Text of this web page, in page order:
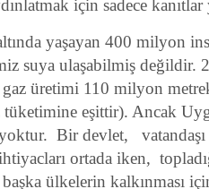
için sadece
yaşayan 400 milyon
suya ulaşabilmiş değildir.
üretimi 110 milyon
tüketimine eşittir). Ancak
Bir devlet,
ortada iken,
ülkelerin kalkınması